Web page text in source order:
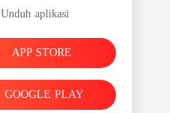
Unduh aplikasi
APP STORE
GOOGLE PLAY